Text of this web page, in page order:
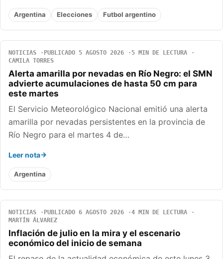
Argentina Elecciones Futbol argentino
NOTICIAS PUBLICADO 5 AGOSTO 2026
5 MIN DE LECTURA
CAMILA TORRES
Alerta amarilla por nevadas en Río Negro: el SMN
advierte acumulaciones de hasta 50 cm para
este martes
El Servicio Meteorológico Nacional emitió una alerta
amarilla por nevadas persistentes en la provincia de
Río Negro para el martes 4 de…
Leer nota
Argentina
NOTICIAS PUBLICADO 6 AGOSTO 2026
4 MIN DE LECTURA
MARTÍN ÁLVAREZ
Inflación de julio en la mira y el escenario
económico del inicio de semana